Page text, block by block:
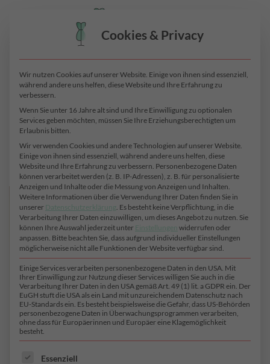
Galerie
Ganz nach unserem Motto „Zeig dich, denn du bist schön!“.
Wir präsentieren unsere traumhaften Kundinnen und ihre
wunderschöne DIY-Mode aus exklusiven Boutique-Stoffen.
Cookies & Privacy
Wir nutzen Cookies auf unserer Website. Einige von ihnen sind essenziell,
während andere uns helfen, diese Website und Ihre Erfahrung zu
verbessern.
Wenn Sie unter 16 Jahre alt sind und Ihre Einwilligung zu optionalen
Services geben möchten, müssen Sie Ihre Erziehungsberechtigten um
Erlaubnis bitten.
Wir verwenden Cookies und andere Technologien auf unserer Website.
Einige von ihnen sind essenziell, während andere uns helfen, diese
Website und Ihre Erfahrung zu verbessern. Personenbezogene Daten
können verarbeitet werden (z. B. IP-Adressen), z. B. für personalisierte
Anzeigen und Inhalte oder die Messung von Anzeigen und Inhalten.
Weitere Informationen über die Verwendung Ihrer Daten finden Sie in
unserer Datenschutzerklärung. Es besteht keine Verpflichtung, in die
Verarbeitung Ihrer Daten einzuwilligen, um dieses Angebot zu nutzen. Sie
können Ihre Auswahl jederzeit unter Einstellungen widerrufen oder
anpassen. Bitte beachten Sie, dass aufgrund individueller Einstellungen
möglicherweise nicht alle Funktionen der Website verfügbar sind.
Einige Services verarbeiten personenbezogene Daten in den USA. Mit
Ihrer Einwilligung zur Nutzung dieser Services willigen Sie auch in die
Verarbeitung Ihrer Daten in den USA gemäß Art. 49 (1) lit. a GDPR ein. Der
EuGH stuft die USA als ein Land mit unzureichendem Datenschutz nach
EU-Standards ein. Es besteht beispielsweise die Gefahr, dass US-Behörden
personenbezogene Daten in Überwachungsprogrammen verarbeiten,
ohne dass für Europäerinnen und Europäer eine Klagemöglichkeit
besteht.
ES FOLGT EINE LISTE DER SERVICE-GRUPPEN, FÜR
Essenziell